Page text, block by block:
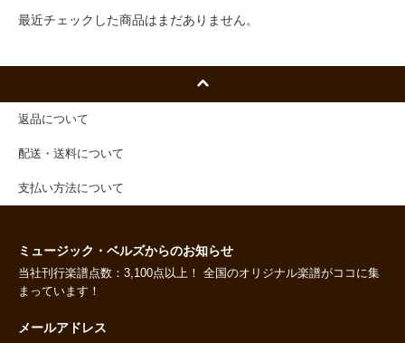
最近チェックした商品はまだありません。
返品について
配送・送料について
支払い方法について
ミュージック・ベルズからのお知らせ
当社刊行楽譜点数：3,100点以上！ 全国のオリジナル楽譜がココに集
まっています！
メールアドレス